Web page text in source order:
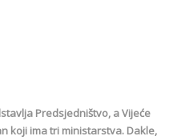
Predsjedništvo, a Vijeće
koji ima tri ministarstva. Dakle,